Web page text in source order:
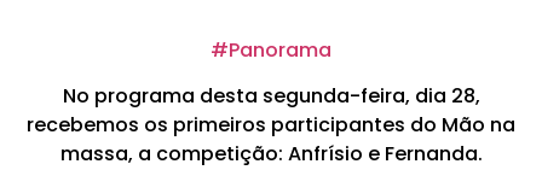
#Panorama
No programa desta segunda-feira, dia 28,
recebemos os primeiros participantes do Mão na
massa, a competição: Anfrísio e Fernanda.